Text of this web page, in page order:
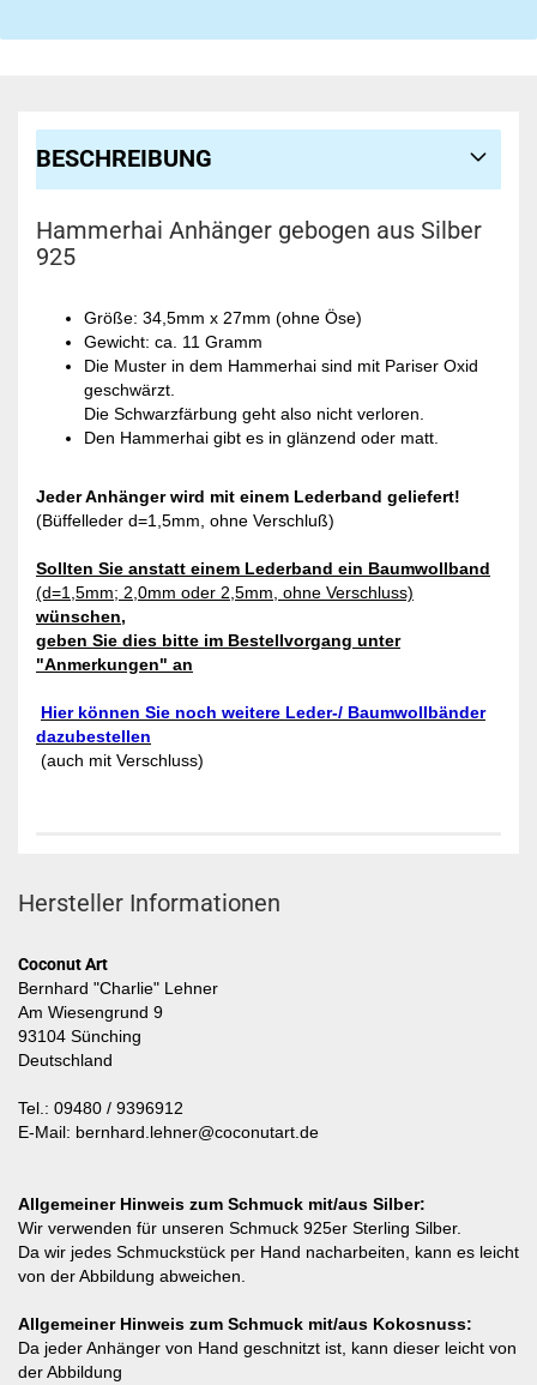
BESCHREIBUNG
Hammerhai Anhänger gebogen aus Silber
925
Größe: 34,5mm x 27mm (ohne Öse)
Gewicht: ca. 11 Gramm
Die Muster in dem Hammerhai sind mit Pariser Oxid
geschwärzt.
Die Schwarzfärbung geht also nicht verloren.
Den Hammerhai gibt es in glänzend oder matt.
Jeder Anhänger wird mit einem Lederband geliefert!
(Büffelleder d=1,5mm, ohne Verschluß)
Sollten Sie anstatt einem Lederband ein Baumwollband
(d=1,5mm; 2,0mm oder 2,5mm, ohne Verschluss)
wünschen,
geben Sie dies bitte im Bestellvorgang unter
"Anmerkungen" an
Hier können Sie noch weitere Leder-/ Baumwollbänder
dazubestellen
(auch mit Verschluss)
Hersteller Informationen
Coconut Art
Bernhard "Charlie" Lehner
Am Wiesengrund 9
93104 Sünching
Deutschland
Tel.: 09480 / 9396912
E-Mail: bernhard.lehner@coconutart.de
Allgemeiner Hinweis zum Schmuck mit/aus Silber:
Wir verwenden für unseren Schmuck 925er Sterling Silber.
Da wir jedes Schmuckstück per Hand nacharbeiten, kann es leicht
von der Abbildung abweichen.
Allgemeiner Hinweis zum Schmuck mit/aus Kokosnuss:
Da jeder Anhänger von Hand geschnitzt ist, kann dieser leicht von
der Abbildung